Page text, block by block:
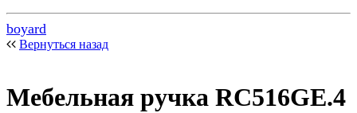
boyard
Вернуться назад
Мебельная ручка RC516GE.4